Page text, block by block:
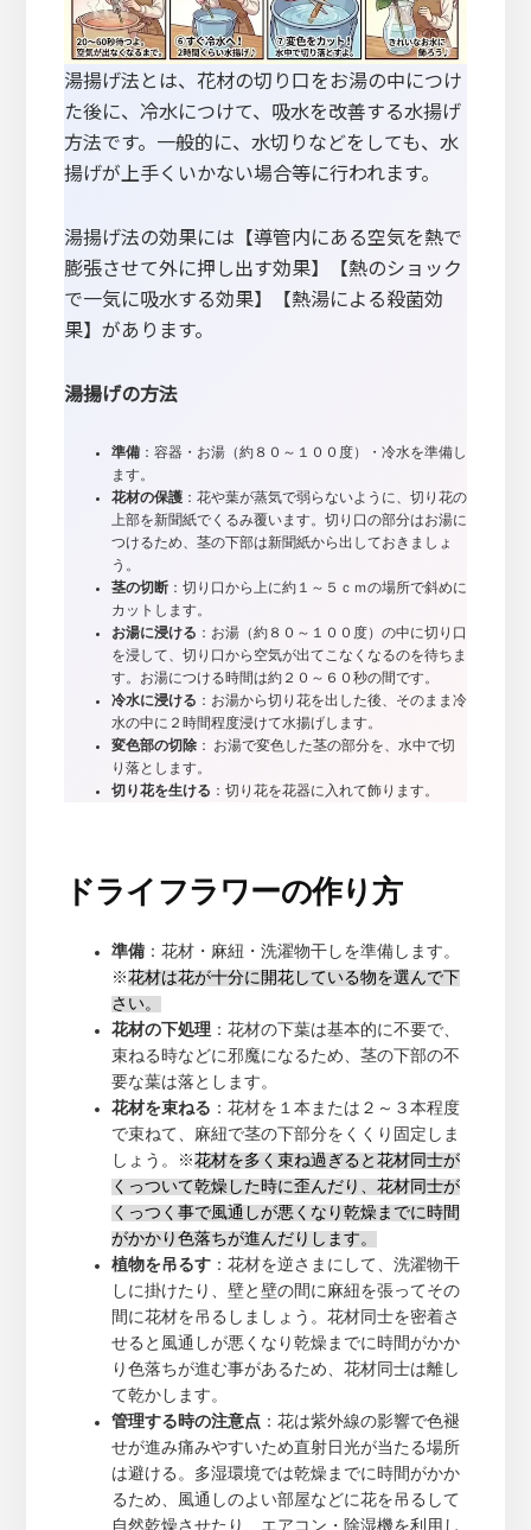
湯揚げ法とは、花材の切り口をお湯の中につけ
た後に、冷水につけて、吸水を改善する水揚げ
方法です。一般的に、水切りなどをしても、水
揚げが上手くいかない場合等に行われます。
湯揚げ法の効果には【導管内にある空気を熱で
膨張させて外に押し出す効果】【熱のショック
で一気に吸水する効果】【熱湯による殺菌効
果】があります。
湯揚げの方法
準備：容器・お湯（約８０～１００度）・冷水を準備し
ます。
花材の保護：花や葉が蒸気で弱らないように、切り花の
上部を新聞紙でくるみ覆います。切り口の部分はお湯に
つけるため、茎の下部は新聞紙から出しておきましょ
う。
茎の切断：切り口から上に約１～５ｃｍの場所で斜めに
カットします。
お湯に浸ける ：お湯（約８０～１００度）の中に切り口
を浸して、切り口から空気が出てこなくなるのを待ちま
す。お湯につける時間は約２０～６０秒の間です。
冷水に浸ける ：お湯から切り花を出した後、そのまま冷
水の中に２時間程度浸けて水揚げします。
変色部の切除： お湯で変色した茎の部分を、水中で切
り落とします。
切り花を生ける ：切り花を花器に入れて飾ります。
ドライフラワーの作り方
準備：花材・麻紐・洗濯物干しを準備します。
※花材は花が十分に開花している物を選んで下
さい。
花材の下処理：花材の下葉は基本的に不要で、
束ねる時などに邪魔になるため、茎の下部の不
要な葉は落とします。
花材を束ねる ：花材を１本または２～３本程度
で束ねて、麻紐で茎の下部分をくくり固定しま
しょう。※花材を多く束ね過ぎると花材同士が
くっついて乾燥した時に歪んだり、花材同士が
くっつく事で風通しが悪くなり乾燥までに時間
がかかり色落ちが進んだりします。
植物を吊るす：花材を逆さまにして、洗濯物干
しに掛けたり、壁と壁の間に麻紐を張ってその
間に花材を吊るしましょう。花材同士を密着さ
せると風通しが悪くなり乾燥までに時間がかか
り色落ちが進む事があるため、花材同士は離し
て乾かします。
管理する時の注意点 ：花は紫外線の影響で色褪
せが進み痛みやすいため直射日光が当たる場所
は避ける。多湿環境では乾燥までに時間がかか
るため、風通しのよい部屋などに花を吊るして